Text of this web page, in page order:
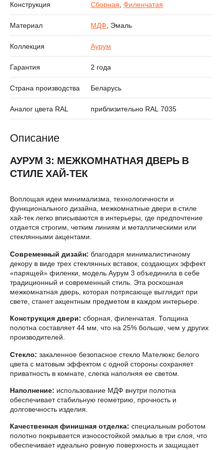
Конструкция Сборная,Филенчатая
Материал МДФ, Эмаль
Коллекция Аурум
Гарантия 2 года
Страна производства Беларусь
Аналог цвета RAL приблизительно RAL 7035
Описание
АУРУМ 3: МЕЖКОМНАТНАЯ ДВЕРЬ В
СТИЛЕ ХАЙ-ТЕК
Воплощая идеи минимализма, технологичности и
функционального дизайна, межкомнатные двери в стиле
хай-тек легко вписываются в интерьеры, где предпочтение
отдается строгим, четким линиям и металлическими или
стеклянными акцентами.
Современный дизайн: благодаря минималистичному
декору в виде трех стеклянных вставок, создающих эффект
«парящей» филенки, модель Аурум 3 объединила в себе
традиционный и современный стиль. Эта роскошная
межкомнатная дверь, которая потрясающе выглядит при
свете, станет акцентным предметом в каждом интерьере.
Конструкция двери: сборная, филенчатая. Толщина
полотна составляет 44 мм, что на 25% больше, чем у других
производителей.
Стекло: закаленное безопасное стекло Мателюкс белого
цвета с матовым эффектом с одной стороны сохраняет
приватность в комнате, слегка наполняя ее светом.
Наполнение: использование МДФ внутри полотна
обеспечивает стабильную геометрию, прочность и
долговечность изделия.
Качественная финишная отделка: специальным роботом
полотно покрывается износостойкой эмалью в три слоя, что
обеспечивает идеально ровную поверхность и защищает